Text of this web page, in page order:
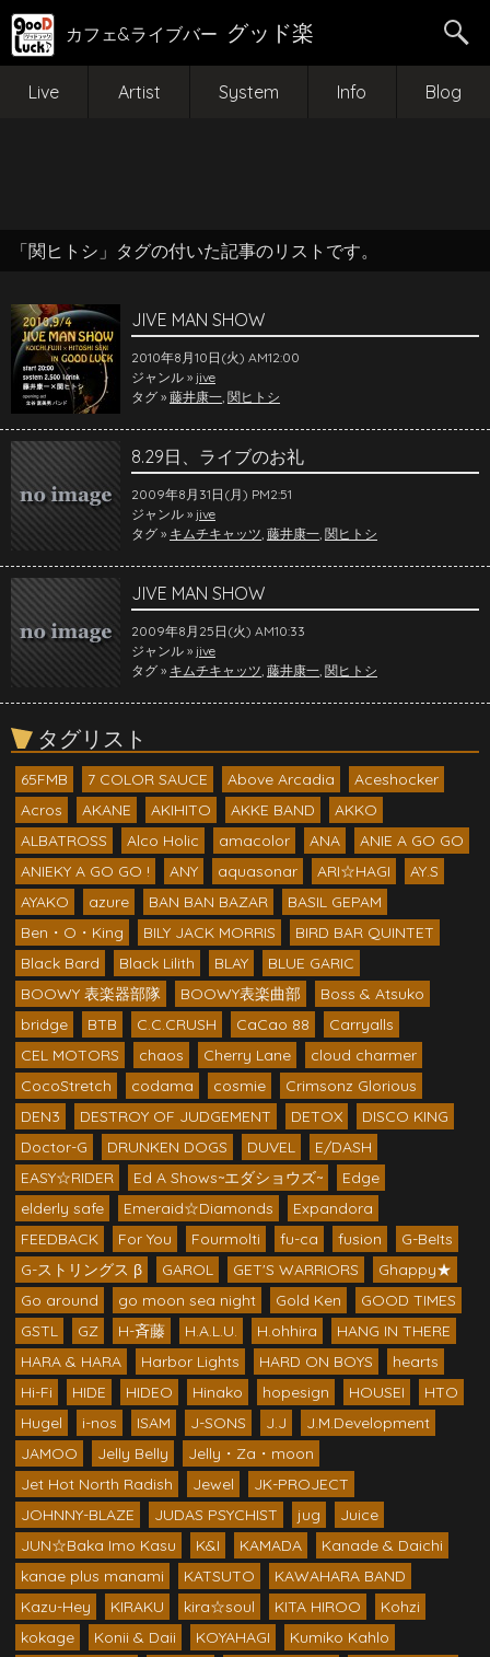
カフェ&ライブバー グッド楽
Live Artist System Info Blog
「関ヒトシ」タグの付いた記事のリストです。
JIVE MAN SHOW
2010年8月10日(火) AM12:00
ジャンル » jive
タグ » 藤井康一, 関ヒトシ
8.29日、ライブのお礼
2009年8月31日(月) PM2:51
ジャンル » jive
タグ » キムチキャッツ, 藤井康一, 関ヒトシ
JIVE MAN SHOW
2009年8月25日(火) AM10:33
ジャンル » jive
タグ » キムチキャッツ, 藤井康一, 関ヒトシ
タグリスト
65FMB 7 COLOR SAUCE Above Arcadia
Aceshocker
Acros
AKANE AKIHITO AKKE BAND
AKKO
ALBATROSS
Alco Holic amacolor ANA
ANIE A GO GO
ANIEKY A GO GO !
ANY aquasonar ARI☆HAGI
AY.S
AYAKO
azure BAN BAN BAZAR
BASIL GEPAM
Ben・O・King
BILY JACK MORRIS
BIRD BAR QUINTET
Black Bard
Black Lilith BLAY
BLUE GARIC
BOOWY 表楽器部隊
BOOWY表楽曲部
Boss & Atsuko
bridge
BTB C.C.CRUSH CaCao 88
Carryalls
CEL MOTORS
chaos Cherry Lane
cloud charmer
CocoStretch
codama cosmie
Crimsonz Glorious
DEN3
DESTROY OF JUDGEMENT DETOX
DISCO KING
Doctor-G
DRUNKEN DOGS DUVEL
E/DASH
EASY☆RIDER
Ed A Shows~エダショウズ~
Edge
elderly safe
Emeraid☆Diamonds
Expandora
FEEDBACK
For You Fourmolti fu-ca fusion
G-BeIts
G-ストリングス β
GAROL GET'S WARRIORS
Ghappy★
Go around
go moon sea night Gold Ken
GOOD TIMES
GSTL
GZ H-斉藤 H.A.L.U. H.ohhira
HANG IN THERE
HARA & HARA
Harbor Lights HARD ON BOYS
hearts
Hi-Fi
HIDE HIDEO Hinako hopesign HOUSEI
HTO
Hugel
i-nos ISAM J-SONS J.J
J.M.Development
JAMOO
Jelly Belly
Jelly・Za・moon
Jet Hot North Radish
Jewel
JK-PROJECT
JOHNNY-BLAZE
JUDAS PSYCHIST jug
Juice
JUN☆Baka Imo Kasu
K&I KAMADA
Kanade & Daichi
kanae plus manami
KATSUTO
KAWAHARA BAND
Kazu-Hey
KIRAKU kira☆soul KITA HIROO
Kohzi
kokage
Konii & Daii KOYAHAGI
Kumiko Kahlo